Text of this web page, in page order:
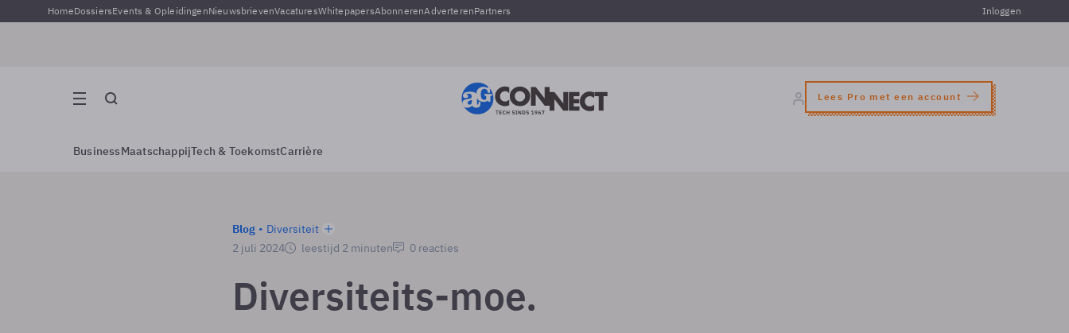
HomeDossiersEvents & OpleidingenNieuwsbrievenVacaturesWhitepapersAbonnerenAdverterenPartners Inloggen
Lees Pro met een account
BusinessMaatschappijTech & ToekomstCarrière
Blog
Diversiteit
2 juli 2024
leestijd 2 minuten 0 reacties
Diversiteits-moe.